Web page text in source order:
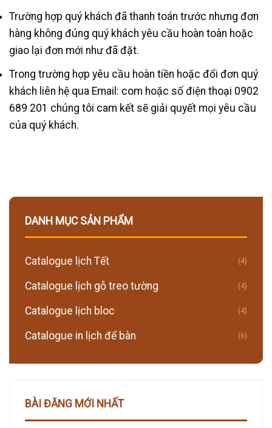
Trường hợp quý khách đã thanh toán trước nhưng đơn
hàng không đúng quý khách yêu cầu hoàn toàn hoặc
giao lại đơn mới như đã đặt.
Trong trường hợp yêu cầu hoàn tiền hoặc đổi đơn quý
khách liên hệ qua Email: com hoặc số điện thoại 0902
689 201 chúng tôi cam kết sẽ giải quyết mọi yêu cầu
của quý khách.
DANH MỤC SẢN PHẨM
Catalogue lịch Tết (4)
Catalogue lịch gỗ treo tường (4)
Catalogue lịch bloc (4)
Catalogue in lịch để bàn (6)
BÀI ĐĂNG MỚI NHẤT